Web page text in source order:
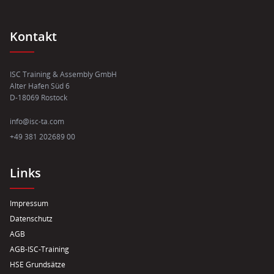
Kontakt
ISC Training & Assembly GmbH
Alter Hafen Süd 6
D-18069 Rostock
info@isc-ta.com
+49 381 202689 00
Links
Impressum
Datenschutz
AGB
AGB-ISC-Training
HSE Grundsätze